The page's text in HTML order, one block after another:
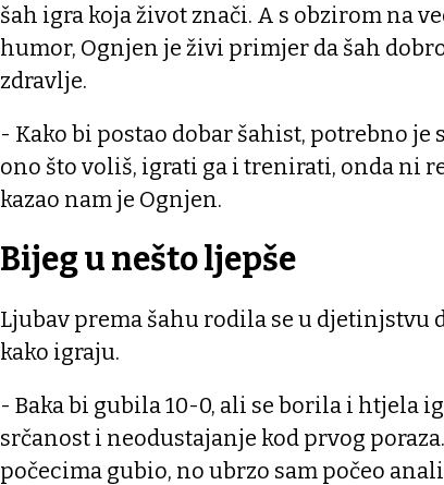
šah igra koja život znači. A s obzirom na
humor, Ognjen je živi primjer da šah
zdravlje.
- Kako bi postao dobar šahist, potrebno je
ono što voliš, igrati ga i trenirati, onda ni
kazao nam je Ognjen.
Bijeg u nešto ljepše
Ljubav prema šahu rodila se u djetinjstvu
kako igraju.
- Baka bi gubila 10-0, ali se borila i htjela
srčanost i neodustajanje kod prvog
počecima gubio, no ubrzo sam počeo